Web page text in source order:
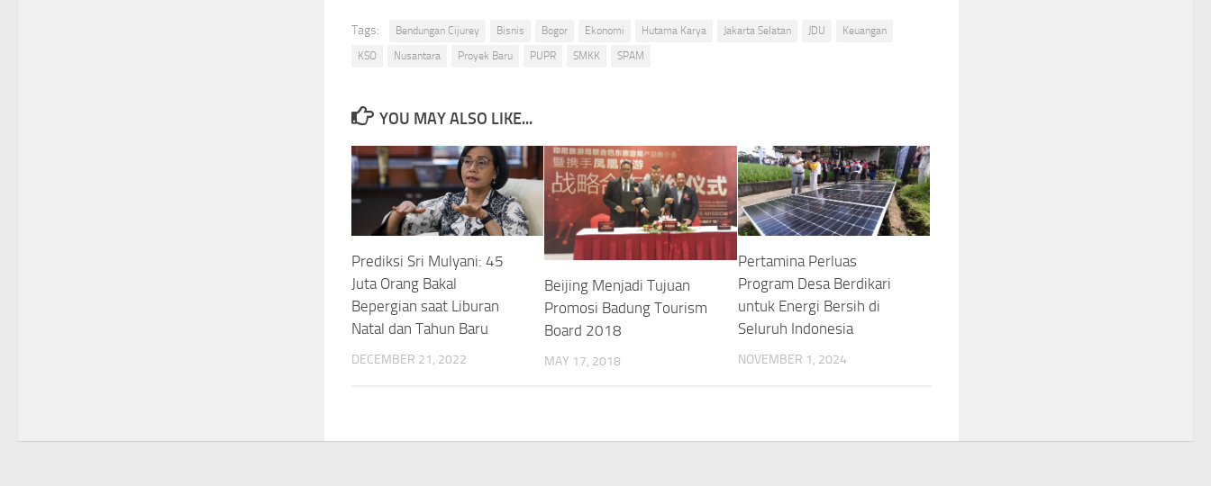
Tags: Bendungan Cijurey Bisnis Bogor Ekonomi Hutama Karya Jakarta Selatan JDU
Keuangan
KSO
Nusantara Proyek Baru PUPR SMKK SPAM
YOU MAY ALSO LIKE...
Prediksi Sri Mulyani: 45
Juta Orang Bakal
Bepergian saat Liburan
Natal dan Tahun Baru
DECEMBER 21, 2022
Beijing Menjadi Tujuan
Promosi Badung Tourism
Board 2018
MAY 17, 2018
Pertamina Perluas
Program Desa Berdikari
untuk Energi Bersih di
Seluruh Indonesia
NOVEMBER 1, 2024